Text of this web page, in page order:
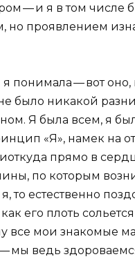
— и я в том числе
но проявлением
понимала — вот
не было никакой
Я была всем, я
«Я», намек на
прямо в
по которым
то естественно
его плоть
все мои знакомые
мы ведь